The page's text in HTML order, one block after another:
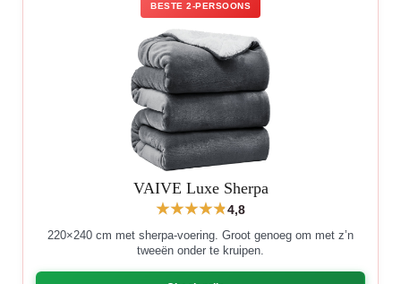
BESTE 2-PERSOONS
VAIVE Luxe Sherpa
4,8
220×240 cm met sherpa-voering. Groot genoeg om met z’n
tweeën onder te kruipen.